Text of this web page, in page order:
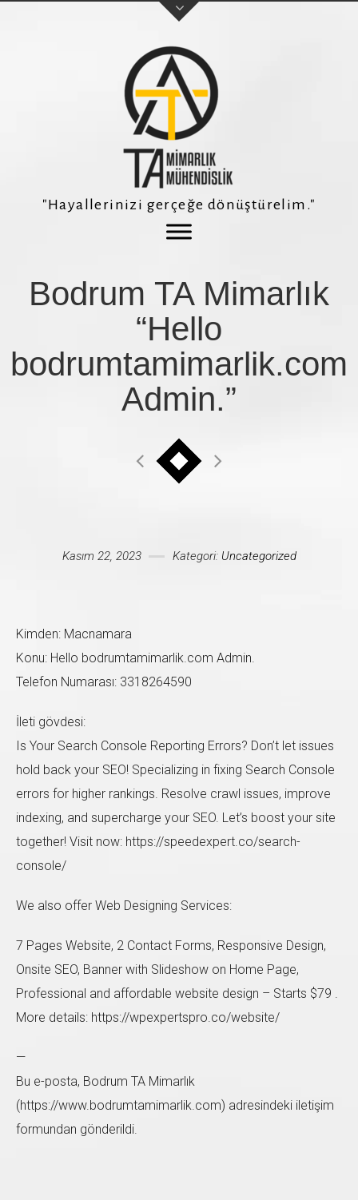
Telefon Numaranız *
Konu
Mesajınız *
Sol taraftaki form'u doldurup bize ulaşabilirsiniz. En
kısa zamanda size geri dönüş sağlayacağız.
"Hayallerinizi gerçeğe dönüştürelim."
Bodrum TA Mimarlık
“Hello
bodrumtamimarlik.com
Admin.”
Kasım 22, 2023 Kategori: Uncategorized
Kimden: Macnamara
Konu: Hello bodrumtamimarlik.com Admin.
Telefon Numarası: 3318264590
İleti gövdesi:
Is Your Search Console Reporting Errors? Don’t let issues
hold back your SEO! Specializing in fixing Search Console
errors for higher rankings. Resolve crawl issues, improve
indexing, and supercharge your SEO. Let’s boost your site
together! Visit now: https://speedexpert.co/search-
console/
We also offer Web Designing Services:
7 Pages Website, 2 Contact Forms, Responsive Design,
Onsite SEO, Banner with Slideshow on Home Page,
Professional and affordable website design – Starts $79 .
More details: https://wpexpertspro.co/website/
—
Bu e-posta, Bodrum TA Mimarlık
(https://www.bodrumtamimarlik.com) adresindeki iletişim
formundan gönderildi.